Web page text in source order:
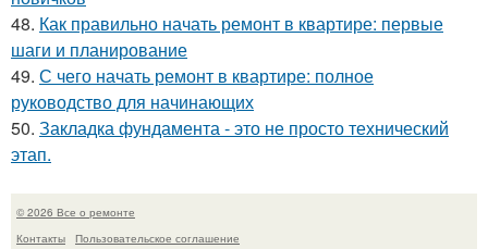
48. Как правильно начать ремонт в квартире: первые
шаги и планирование
49. С чего начать ремонт в квартире: полное
руководство для начинающих
50. Закладка фундамента - это не просто технический
этап.
© 2026 Все о ремонте
Контакты
Пользовательское соглашение